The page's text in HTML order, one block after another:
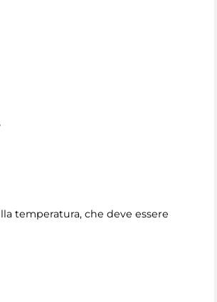
temperatura, che deve essere